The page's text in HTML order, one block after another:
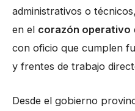
administrativos o
en el corazón operativo
con oficio que cumplen
y frentes de trabajo
Desde el gobierno